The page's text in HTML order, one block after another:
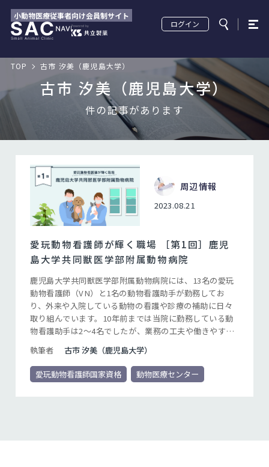
小動物医療従事者向け会員制サイト
ログイン
TOP 古市 汐美（鹿児島大学）
古市 汐美（鹿児島大学）
件の記事があります
周辺情報
2023.08.21
愛玩動物看護師が輝く職場 ［第1回］鹿児
島大学共同獣医学部附属動物病院
鹿児島大学共同獣医学部附属動物病院には、13名の愛玩
動物看護師（VN）と1名の動物看護助手が勤務してお
り、外来や入院している動物の看護や診療の補助に日々
取り組んでいます。10年前までは当院に勤務している動
物看護助手は2～4名でしたが、業務の工夫や働きやすい
環境づくりに取り組むことで現在の人数まで増員するこ
とができました。
執筆者 古市 汐美（鹿児島大学）
愛玩動物看護師国家資格 動物医療センター